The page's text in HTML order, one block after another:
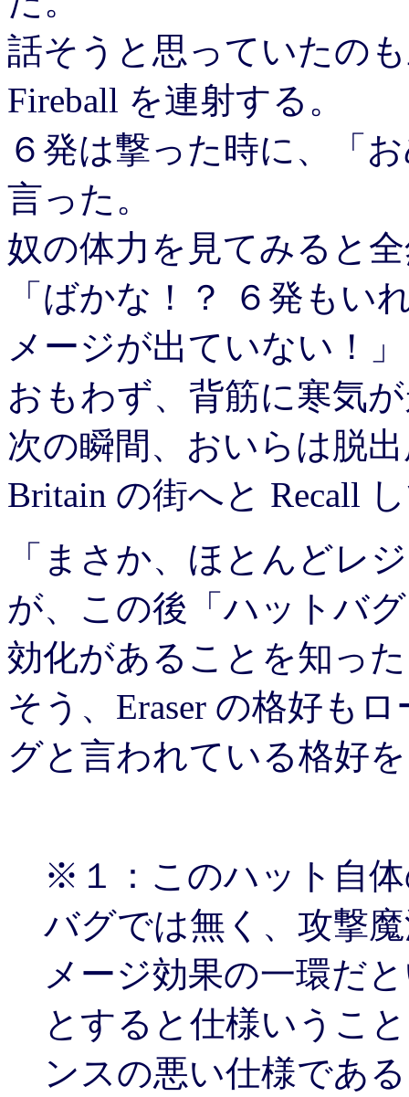
話そうと思っていたの
Fireball を連射する。
６発は撃った時に、「
言った。
奴の体力を見てみると
「ばかな！？ ６発もい
メージが出ていない！」
おもわず、背筋に寒気
次の瞬間、おいらは脱
Britain の街へと Recall
「まさか、ほとんどレ
が、この後「ハットバ
効化があることを知っ
そう、Eraser の格好も
グと言われている格好
※１：このハット自
バグでは無く、攻撃
メージ効果の一環だ
とすると仕様いうこ
ンスの悪い仕様であ